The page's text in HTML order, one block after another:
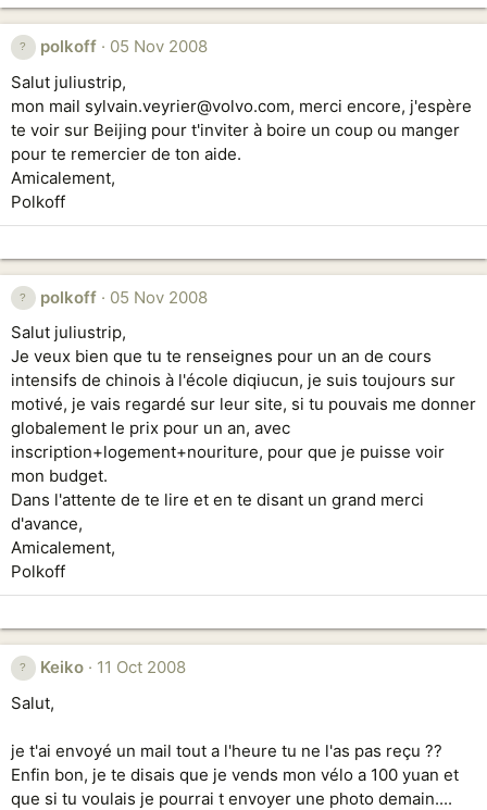
polkoff
05 Nov 2008
Salut juliustrip,
mon mail sylvain.veyrier@volvo.com, merci encore, j'espère
te voir sur Beijing pour t'inviter à boire un coup ou manger
pour te remercier de ton aide.
Amicalement,
Polkoff
polkoff
05 Nov 2008
Salut juliustrip,
Je veux bien que tu te renseignes pour un an de cours
intensifs de chinois à l'école diqiucun, je suis toujours sur
motivé, je vais regardé sur leur site, si tu pouvais me donner
globalement le prix pour un an, avec
inscription+logement+nouriture, pour que je puisse voir
mon budget.
Dans l'attente de te lire et en te disant un grand merci
d'avance,
Amicalement,
Polkoff
Keiko
11 Oct 2008
Salut,
je t'ai envoyé un mail tout a l'heure tu ne l'as pas reçu ??
Enfin bon, je te disais que je vends mon vélo a 100 yuan et
que si tu voulais je pourrai t envoyer une photo demain....